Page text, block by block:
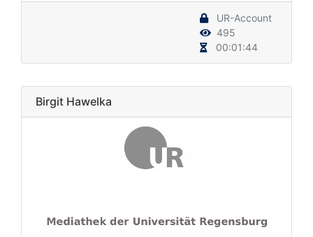
UR-Account
495
00:01:44
Birgit Hawelka